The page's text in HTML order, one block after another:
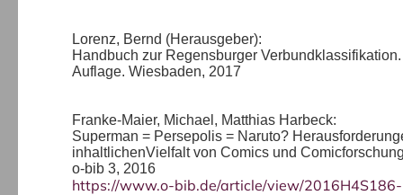
Lorenz, Bernd (Herausgeber):
Handbuch zur Regensburger
Auflage. Wiesbaden, 2017
Franke-Maier, Michael, Matthias Harbeck:
Superman = Persepolis = Naruto?
inhaltlichenVielfalt von Comics und
o-bib 3, 2016
https://www.o-bib.de/article/view/